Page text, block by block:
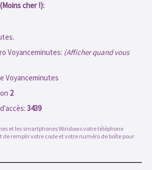
cher !):
Voyanceminutes: (Afficher quand vous
Voyanceminutes
2
3439
et les smartphones Windows votre téléphone
remplir votre code et votre numéro de boîte pour